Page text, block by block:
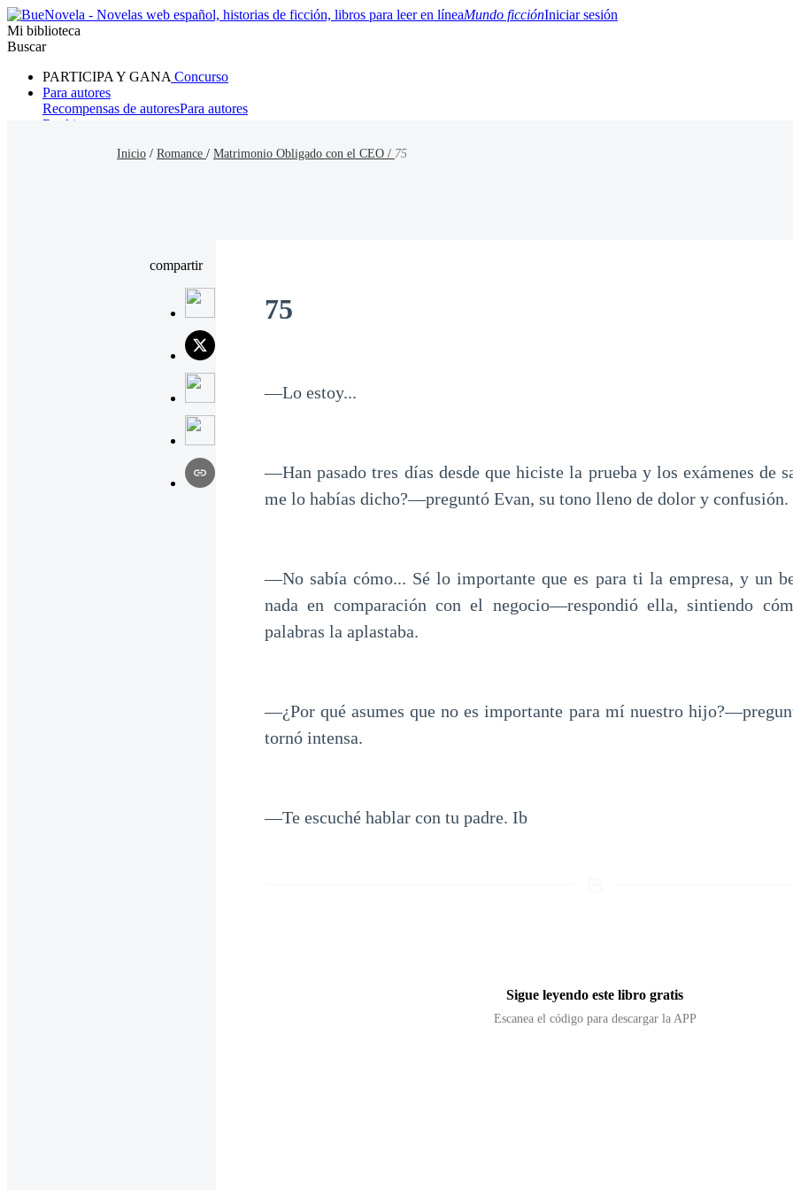
Mundo ficciónIniciar sesión
Mi biblioteca
Buscar
PARTICIPA Y GANA Concurso
Para autores
Recompensas de autoresPara autores
Ranking
Inicio / Romance / Matrimonio Obligado con el CEO / 75
compartir
75
—Lo estoy...
—Han pasado tres días desde que hiciste la prueba y los exámenes de
me lo habías dicho?—preguntó Evan, su tono lleno de dolor y confusión.
—No sabía cómo... Sé lo importante que es para ti la empresa, y un
nada en comparación con el negocio—respondió ella, sintiendo
palabras la aplastaba.
—¿Por qué asumes que no es importante para mí nuestro
tornó intensa.
—Te escuché hablar con tu padre. Ib
Sigue leyendo este libro gratis
Escanea el código para descargar la APP